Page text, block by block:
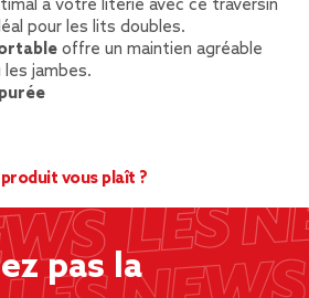
à votre literie avec ce traversin
pour les lits doubles.
offre un maintien agréable
jambes.
vous plaît ?
pas la